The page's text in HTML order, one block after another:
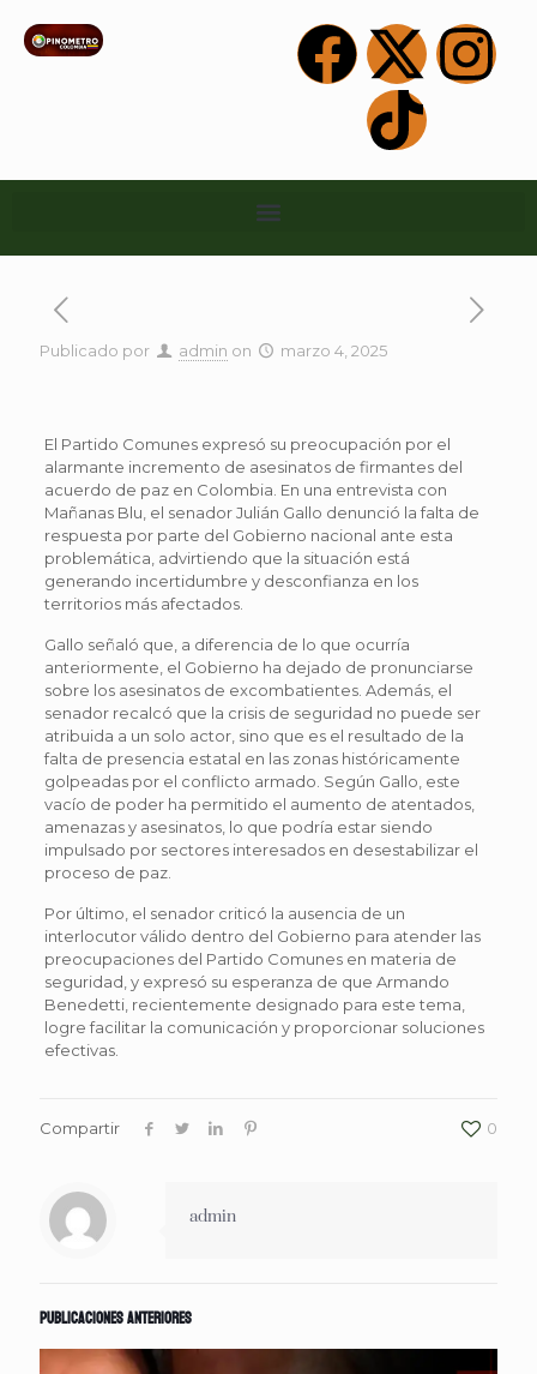
Publicado por admin on marzo 4, 2025
El Partido Comunes expresó su preocupación por el
alarmante incremento de asesinatos de firmantes del
acuerdo de paz en Colombia. En una entrevista con
Mañanas Blu, el senador Julián Gallo denunció la falta de
respuesta por parte del Gobierno nacional ante esta
problemática, advirtiendo que la situación está
generando incertidumbre y desconfianza en los
territorios más afectados.
Gallo señaló que, a diferencia de lo que ocurría
anteriormente, el Gobierno ha dejado de pronunciarse
sobre los asesinatos de excombatientes. Además, el
senador recalcó que la crisis de seguridad no puede ser
atribuida a un solo actor, sino que es el resultado de la
falta de presencia estatal en las zonas históricamente
golpeadas por el conflicto armado. Según Gallo, este
vacío de poder ha permitido el aumento de atentados,
amenazas y asesinatos, lo que podría estar siendo
impulsado por sectores interesados en desestabilizar el
proceso de paz.
Por último, el senador criticó la ausencia de un
interlocutor válido dentro del Gobierno para atender las
preocupaciones del Partido Comunes en materia de
seguridad, y expresó su esperanza de que Armando
Benedetti, recientemente designado para este tema,
logre facilitar la comunicación y proporcionar soluciones
efectivas.
Compartir 0
admin
Publicaciones anteriores